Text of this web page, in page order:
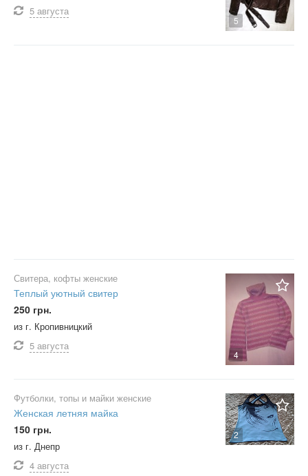
5
5 августа
4
Свитера, кофты женские
Теплый уютный свитер
250 грн.
из г. Кропивницкий
5 августа
2
Футболки, топы и майки женские
Женская летняя майка
150 грн.
из г. Днепр
4 августа